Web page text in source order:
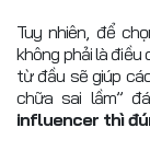
Tuy nhiên, để
không phải là điều
từ đầu sẽ giúp
chữa sai lầm”
influencer thì